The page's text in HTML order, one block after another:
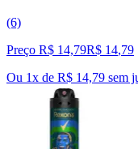
(6)
Preço R$ 14,79R$ 14,79
Ou 1x de R$ 14,79 sem